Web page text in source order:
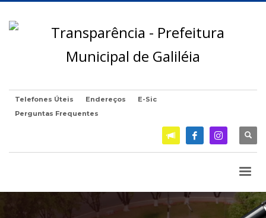
Telefones Úteis Endereços
E-Sic
Perguntas Frequentes